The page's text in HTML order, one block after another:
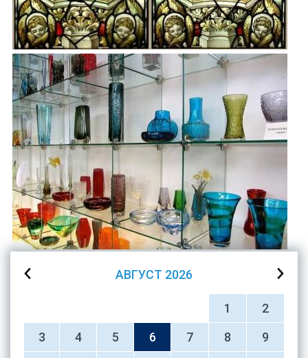
АВГУСТ 2026
1
2
3
4 5 6 7 8
9